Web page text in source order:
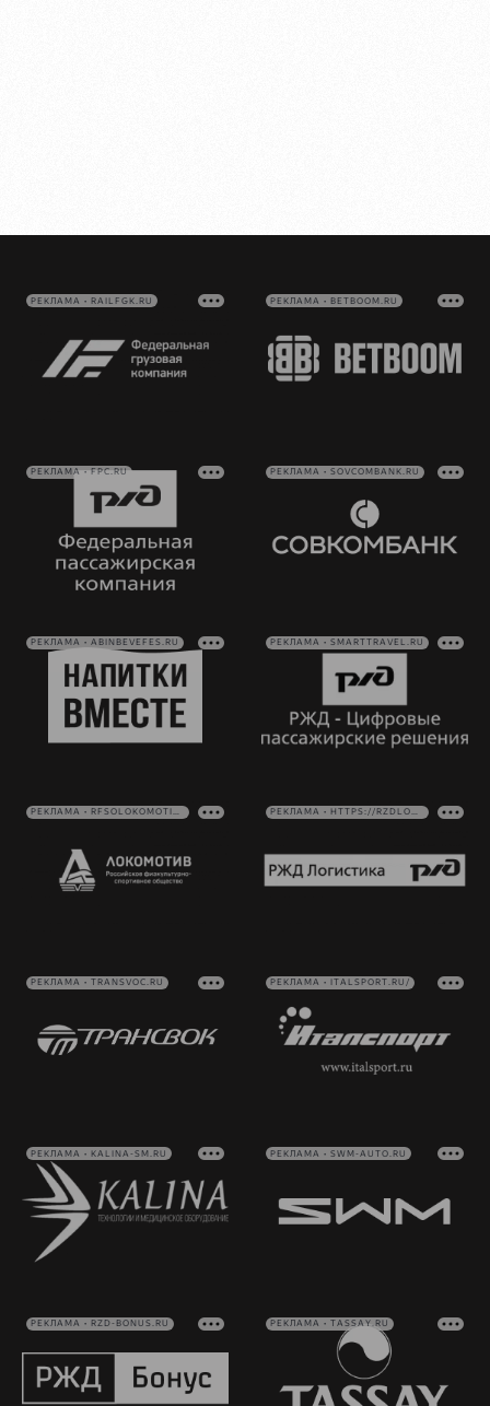
РЕКЛАМА • RAILFGK.RU РЕКЛАМА • BETBOOM.RU
РЕКЛАМА • FPC.RU РЕКЛАМА • SOVCOMBANK.RU
РЕКЛАМА • ABINBEVEFES.RU РЕКЛАМА • SMARTTRAVEL.RU
РЕКЛАМА • RFSOLOKOMOTIV.RU РЕКЛАМА • HTTPS://RZDLOG.RU/
РЕКЛАМА • TRANSVOC.RU РЕКЛАМА • ITALSPORT.RU/
РЕКЛАМА • KALINA-SM.RU РЕКЛАМА • SWM-AUTO.RU
РЕКЛАМА • RZD-BONUS.RU РЕКЛАМА • TASSAY.RU